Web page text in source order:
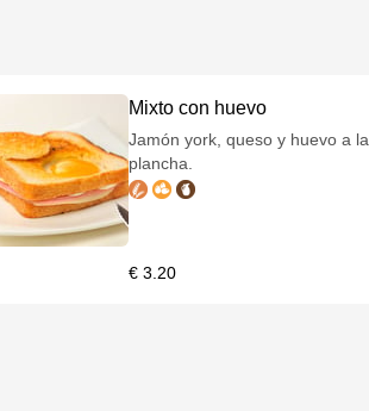
Mixto con huevo
Jamón york, queso y huevo a la
plancha.
€ 3.20